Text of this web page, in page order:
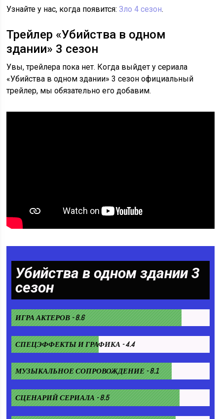
Узнайте у нас, когда появится:Зло 4 сезон.
Трейлер «Убийства в одном
здании» 3 сезон
Увы, трейлера пока нет. Когда выйдет у сериала
«Убийства в одном здании» 3 сезон официальный
трейлер, мы обязательно его добавим.
Убийства в одном здании 3
сезон
ИГРА АКТЕРОВ - 8.6
СПЕЦЭФФЕКТЫ И ГРАФИКА - 4.4
МУЗЫКАЛЬНОЕ СОПРОВОЖДЕНИЕ - 8.1
СЦЕНАРИЙ СЕРИАЛА - 8.5